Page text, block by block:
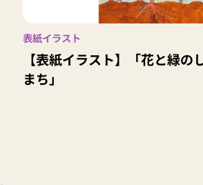
表紙イラスト
【表紙イラスト】「花と緑の
まち」